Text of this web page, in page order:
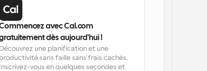
avec Cal.com
dès aujourd'hui !
Découvrez une planification et une
productivité sans faille sans frais cachés.
Inscrivez-vous en quelques secondes et